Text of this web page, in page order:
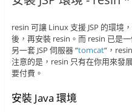
resin 可讓 Linux 支援 JSP 的環境
後，再安裝 resin。而 resin 已是
另一套 JSP 伺服器 “tomcat“，
注意的是，resin 只有在你用來發
要付費。
安裝 Java 環境